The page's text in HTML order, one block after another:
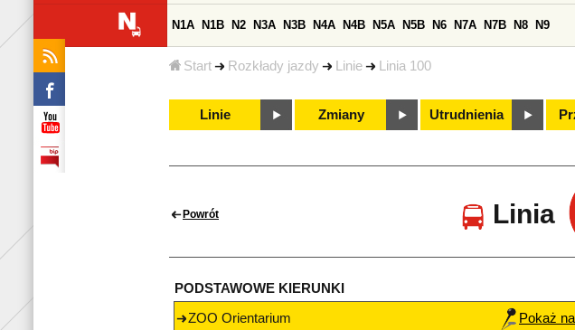
Start Rozkłady jazdy Linie Linia 100
N1A N1B N2 N3A N3B N4A N4B N5A N5B N6 N7A N7B N8 N9
Linie Zmiany Utrudnienia
Powrót Linia
PODSTAWOWE KIERUNKI
ZOO Orientarium
Pokaż